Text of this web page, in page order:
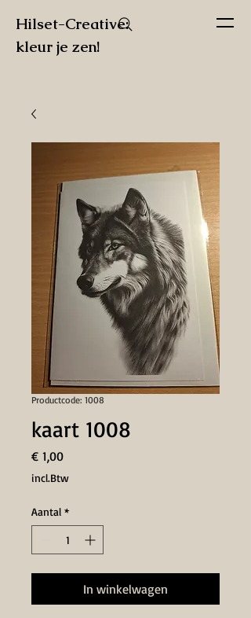
Hilset-Creative:
kleur je zen!
Productcode: 1008
kaart 1008
€ 1,00Prijs
incl.Btw
Aantal *
In winkelwagen